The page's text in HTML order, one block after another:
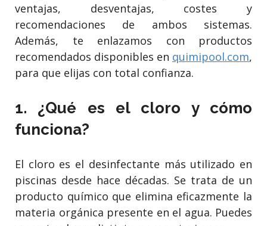
ventajas, desventajas, costes y
recomendaciones de ambos sistemas.
Además, te enlazamos con productos
recomendados disponibles en quimipool.com,
para que elijas con total confianza.
1. ¿Qué es el cloro y cómo
funciona?
El cloro es el desinfectante más utilizado en
piscinas desde hace décadas. Se trata de un
producto químico que elimina eficazmente la
materia orgánica presente en el agua. Puedes